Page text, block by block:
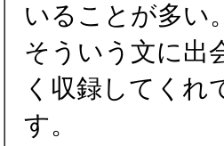
いることが多い
そういう文に出
く収録してくれ
す。